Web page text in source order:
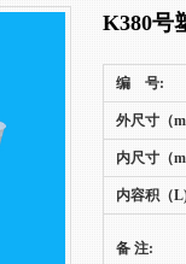
K380号
编 号:
外尺寸（
内尺寸（
内容积（
备 注: